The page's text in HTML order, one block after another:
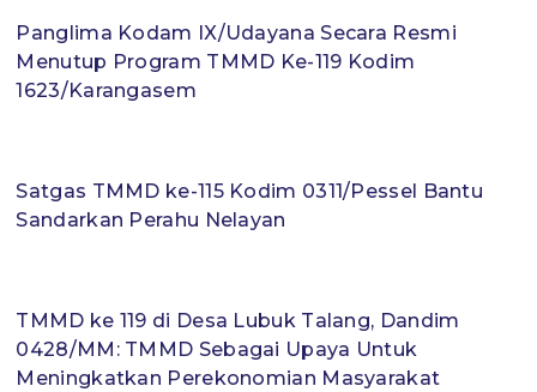
Panglima Kodam IX/Udayana Secara Resmi
Menutup Program TMMD Ke-119 Kodim
1623/Karangasem
Satgas TMMD ke-115 Kodim 0311/Pessel Bantu
Sandarkan Perahu Nelayan
TMMD ke 119 di Desa Lubuk Talang, Dandim
0428/MM: TMMD Sebagai Upaya Untuk
Meningkatkan Perekonomian Masyarakat